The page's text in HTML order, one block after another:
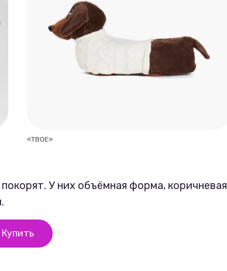
«ТВОЕ»
У них объёмная форма, коричневая
Купить